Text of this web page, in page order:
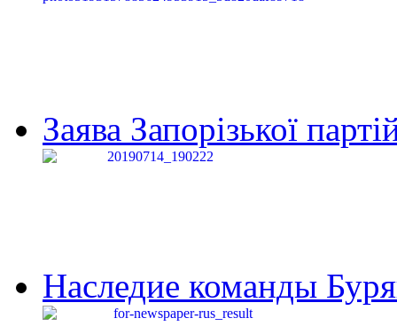
Заява Запорізької
Наследие команды